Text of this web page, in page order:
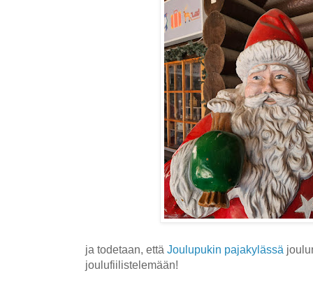
ja todetaan, että Joulupukin pajakylässä
joulufiilistelemään!